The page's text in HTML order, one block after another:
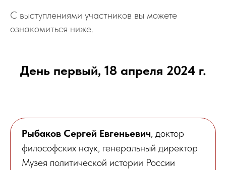
С выступлениями участников вы можете
ознакомиться ниже.
День первый, 18 апреля 2024 г.
Рыбаков Сергей Евгеньевич, доктор
философских наук, генеральный директор
Музея политической истории России